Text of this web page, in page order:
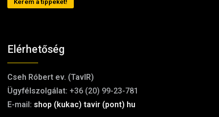
Kérem a tippeket!
Elérhetőség
Cseh Róbert ev. (TavIR)
Ügyfélszolgálat: +36 (20) 99-23-781
E-mail: shop (kukac) tavir (pont) hu